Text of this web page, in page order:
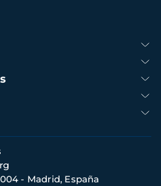
- Madrid, España